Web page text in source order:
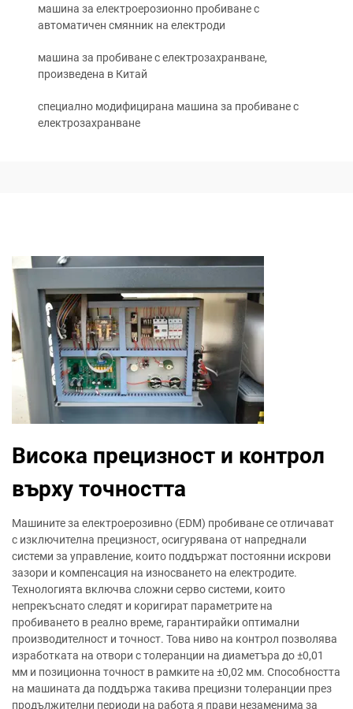
машина за електроерозионно пробиване с
автоматичен смянник на електроди
машина за пробиване с електрозахранване,
произведена в Китай
специално модифицирана машина за пробиване с
електрозахранване
Висока прецизност и контрол
върху точността
Машините за електроерозивно (EDM) пробиване се отличават
с изключителна прецизност, осигурявана от напреднали
системи за управление, които поддържат постоянни искрови
зазори и компенсация на износването на електродите.
Технологията включва сложни серво системи, които
непрекъснато следят и коригират параметрите на
пробиването в реално време, гарантирайки оптимални
производителност и точност. Това ниво на контрол позволява
изработката на отвори с толеранции на диаметъра до ±0,01
мм и позиционна точност в рамките на ±0,02 мм. Способността
на машината да поддържа такива прецизни толеранции през
продължителни периоди на работа я прави незаменима за